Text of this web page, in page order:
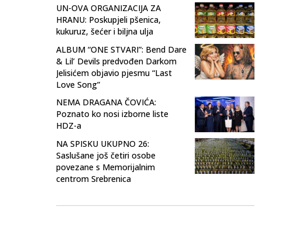
UN-OVA ORGANIZACIJA ZA
HRANU: Poskupjeli pšenica,
kukuruz, šećer i biljna ulja
ALBUM “ONE STVARI”: Bend Dare
& Lil’ Devils predvođen Darkom
Jelisićem objavio pjesmu “Last
Love Song”
NEMA DRAGANA ČOVIĆA:
Poznato ko nosi izborne liste
HDZ-a
NA SPISKU UKUPNO 26:
Saslušane još četiri osobe
povezane s Memorijalnim
centrom Srebrenica